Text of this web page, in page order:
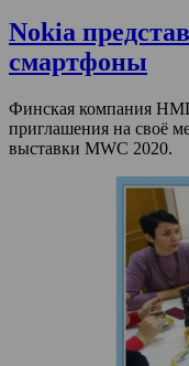
Nokia
смартфоны
Финская компания
приглашения на своё
выставки MWC 2020.